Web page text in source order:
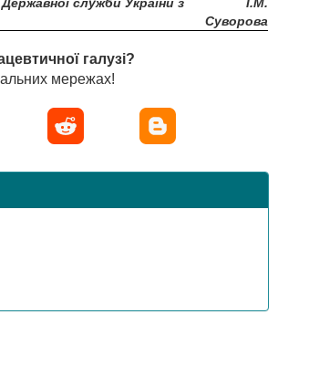
Суворова
галузі?
мережах!